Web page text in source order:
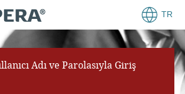
TR
Adı ve Parolasıyla Giriş